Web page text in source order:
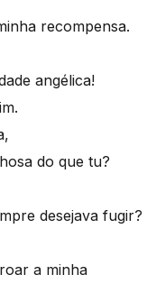
recompensa.
angélica!
do que tu?
desejava fugir?
a minha